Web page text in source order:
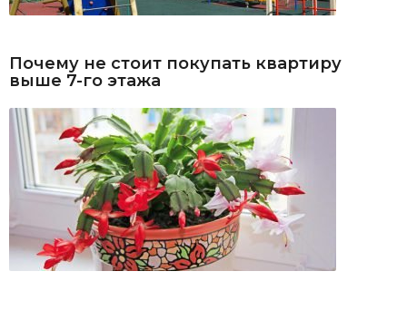
Почему не стоит покупать квартиру
выше 7-го этажа